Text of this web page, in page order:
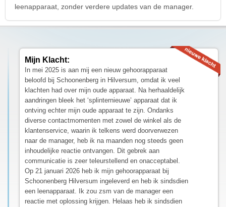
leenapparaat, zonder verdere updates van de manager.
Mijn Klacht:
In mei 2025 is aan mij een nieuw gehoorapparaat
beloofd bij Schoonenberg in Hilversum, omdat ik veel
klachten had over mijn oude apparaat. Na herhaaldelijk
aandringen bleek het ‘splinternieuwe’ apparaat dat ik
ontving echter mijn oude apparaat te zijn. Ondanks
diverse contactmomenten met zowel de winkel als de
klantenservice, waarin ik telkens werd doorverwezen
naar de manager, heb ik na maanden nog steeds geen
inhoudelijke reactie ontvangen. Dit gebrek aan
communicatie is zeer teleurstellend en onacceptabel.
Op 21 januari 2026 heb ik mijn gehoorapparaat bij
Schoonenberg Hilversum ingeleverd en heb ik sindsdien
een leenapparaat. Ik zou zsm van de manager een
reactie met oplossing krijgen. Helaas heb ik sindsdien